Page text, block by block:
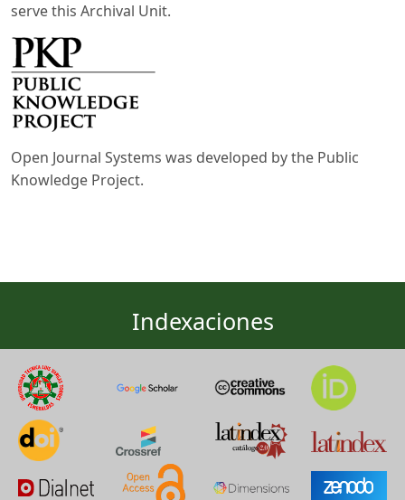
serve this Archival Unit.
Open Journal Systems was developed by the Public
Knowledge Project.
Indexaciones